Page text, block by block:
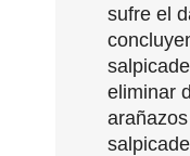
sufre el
eliminar